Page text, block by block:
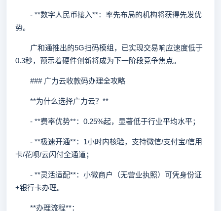
- **数字人民币接入**：率先布局的机构将获得先发优
势。
广和通推出的5G扫码模组，已实现交易响应速度低于
0.3秒，预示着硬件创新将成为下一阶段竞争焦点。
### 广力云收款码办理全攻略
**为什么选择广力云？**
- **费率优势**：0.25%起，显著低于行业平均水平；
- **极速开通**：1小时内核验，支持微信/支付宝/信用
卡/花呗/云闪付全通道；
- **灵活适配**：小微商户（无营业执照）可凭身份证
+银行卡办理。
**办理流程**：